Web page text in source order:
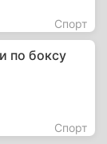
Спорт
по боксу
Спорт